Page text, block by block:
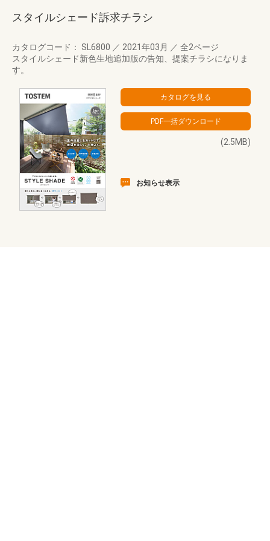
スタイルシェード訴求チラシ
カタログコード： SL6800 ／ 2021年03月 ／ 全2ページ
スタイルシェード新色生地追加版の告知、提案チラシになりま
す。
(2.5MB)
お知らせ表示